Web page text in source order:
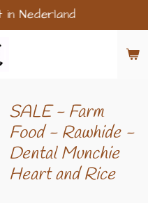
in Nederland
SALE - Farm
Food - Rawhide -
Dental Munchie
Heart and Rice